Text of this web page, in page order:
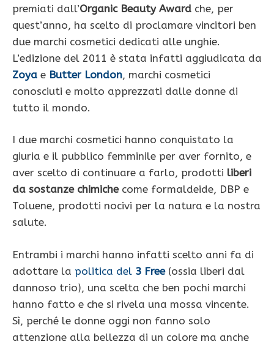
premiati dall’Organic Beauty Award che, per
quest’anno, ha scelto di proclamare vincitori ben
due marchi cosmetici dedicati alle unghie.
L’edizione del 2011 è stata infatti aggiudicata da
Zoya e Butter London, marchi cosmetici
conosciuti e molto apprezzati dalle donne di
tutto il mondo.
I due marchi cosmetici hanno conquistato la
giuria e il pubblico femminile per aver fornito, e
aver scelto di continuare a farlo, prodotti liberi
da sostanze chimichecome formaldeide, DBP e
Toluene, prodotti nocivi per la natura e la nostra
salute.
Entrambi i marchi hanno infatti scelto anni fa di
adottare la politica del 3 Free (ossia liberi dal
dannoso trio), una scelta che ben pochi marchi
hanno fatto e che si rivela una mossa vincente.
Sì, perché le donne oggi non fanno solo
attenzione alla bellezza di un colore ma anche